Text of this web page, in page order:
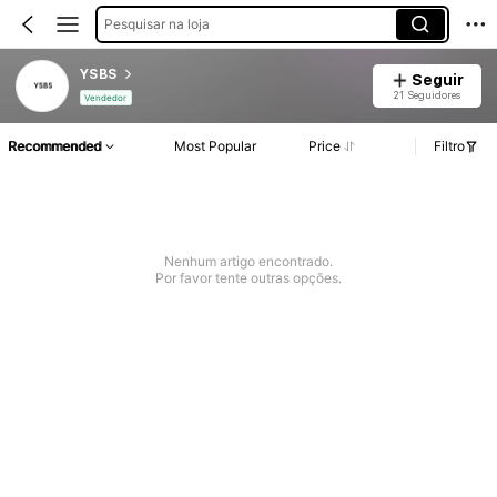
Pesquisar na loja
YSBS
Vendedor
Seguir
21 Seguidores
Recommended Most Popular Price Filtro
Nenhum artigo encontrado.
Por favor tente outras opções.